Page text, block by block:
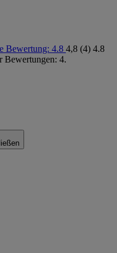
Bewertung: 4.8 4,8 (4) 4.8
Bewertungen: 4.